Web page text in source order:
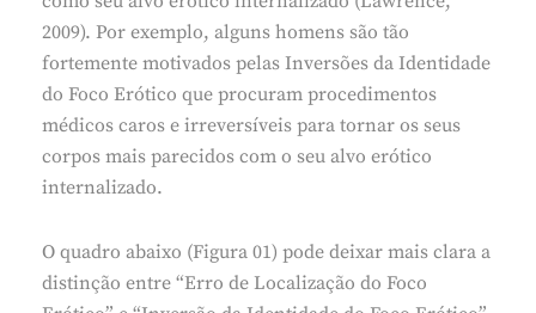
2009). Por exemplo, alguns homens são tão
fortemente motivados pelas Inversões da Identidade
do Foco Erótico que procuram procedimentos
médicos caros e irreversíveis para tornar os seus
corpos mais parecidos com o seu alvo erótico
internalizado.
O quadro abaixo (Figura 01) pode deixar mais clara a
distinção entre “Erro de Localização do Foco